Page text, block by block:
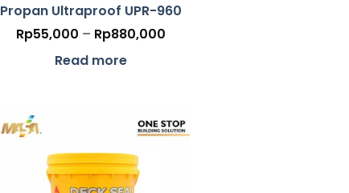
Propan Ultraproof UPR-960
Rp55,000 – Rp880,000Price
Read more